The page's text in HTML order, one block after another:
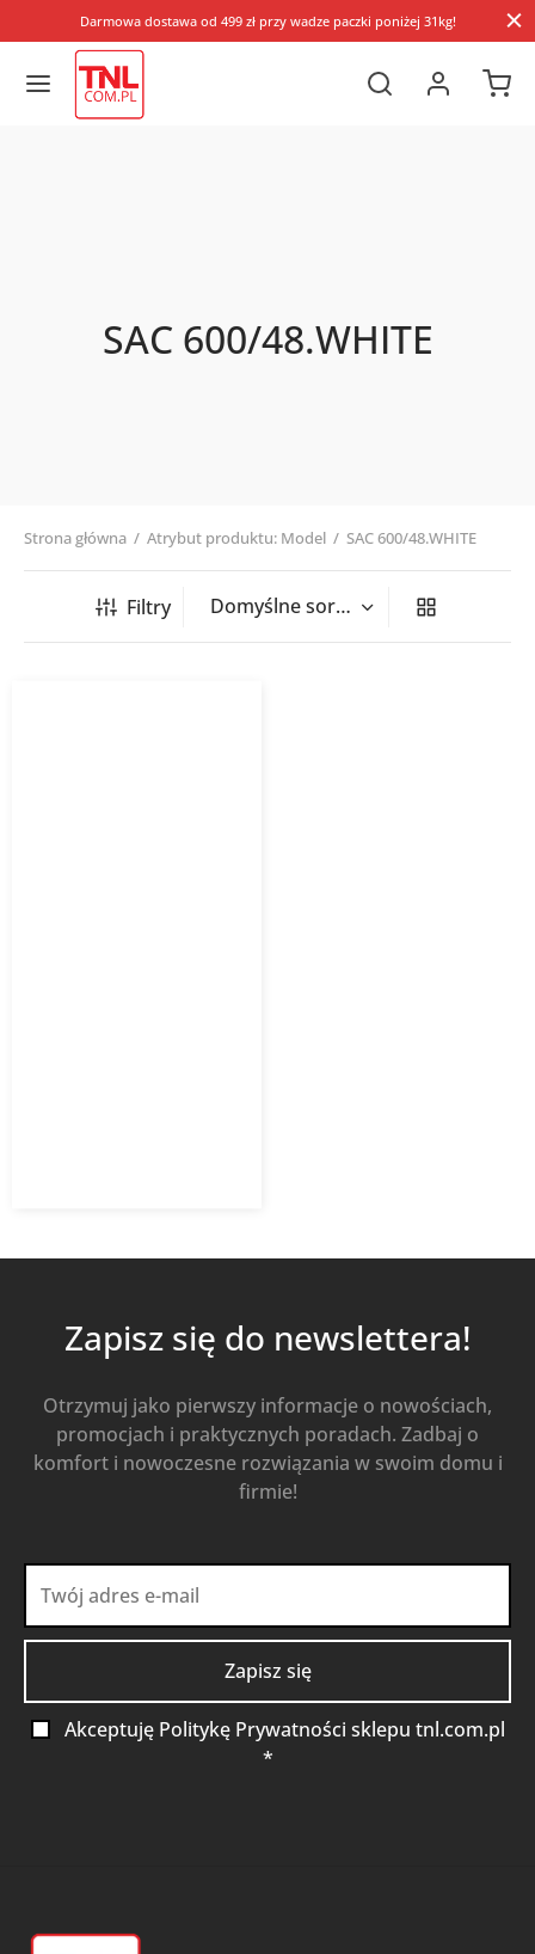
Darmowa dostawa od 499 zł przy wadze paczki poniżej 31kg!
SAC 600/48.WHITE
Strona główna / Atrybut produktu: Model / SAC 600/48.WHITE
Filtry
Zapisz się do newslettera!
Otrzymuj jako pierwszy informacje o nowościach,
promocjach i praktycznych poradach. Zadbaj o
komfort i nowoczesne rozwiązania w swoim domu i
firmie!
Akceptuję Politykę Prywatności sklepu tnl.com.pl
*